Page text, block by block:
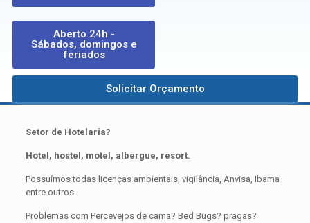
Aberto 24h -
Sábados, domingos e
feriados
Solicitar Orçamento
Setor de Hotelaria?
Hotel, hostel, motel, albergue, resort.
Possuímos todas licenças ambientais, vigilância, Anvisa, Ibama
entre outros
Problemas com Percevejos de cama? Bed Bugs? pragas?